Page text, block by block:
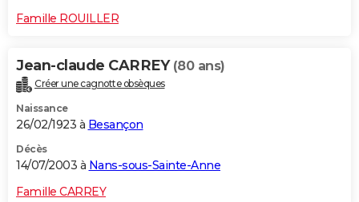
Famille ROUILLER
Jean-claude CARREY (80 ans)
Créer une cagnotte obsèques
Naissance
26/02/1923 à Besançon
Décès
14/07/2003 à Nans-sous-Sainte-Anne
Famille CARREY